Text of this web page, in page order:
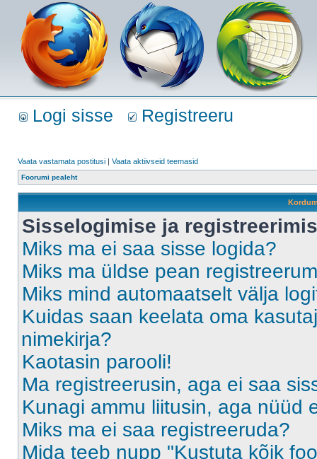
Logi sisse Registreeru
Vaata vastamata postitusi | Vaata aktiivseid teemasid
Foorumi pealeht
Sisselogimise ja
Miks ma ei saa sisse logida?
Miks ma üldse pean
Miks mind automaatselt välja
Kuidas saan keelata oma
nimekirja?
Kaotasin parooli!
Ma registreerusin, aga ei saa
Kunagi ammu liitusin, aga nüüd
Miks ma ei saa registreeruda?
Mida teeb nupp "Kustuta kõik